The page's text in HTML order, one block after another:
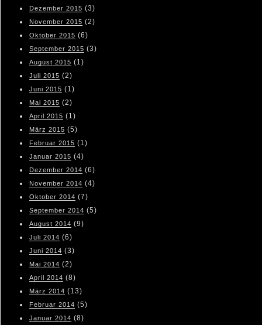
Dezember 2015 (3)
November 2015 (2)
Oktober 2015 (6)
September 2015 (3)
August 2015 (1)
Juli 2015 (2)
Juni 2015 (1)
Mai 2015 (2)
April 2015 (1)
März 2015 (5)
Februar 2015 (1)
Januar 2015 (4)
Dezember 2014 (6)
November 2014 (4)
Oktober 2014 (7)
September 2014 (5)
August 2014 (9)
Juli 2014 (6)
Juni 2014 (3)
Mai 2014 (2)
April 2014 (8)
März 2014 (13)
Februar 2014 (5)
Januar 2014 (8)